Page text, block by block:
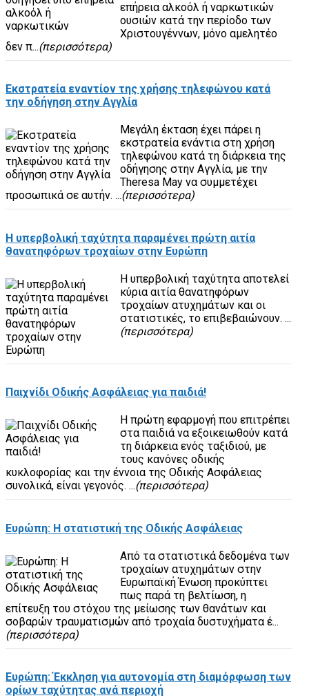
επήρεια αλκοόλ ή ναρκωτικών
ουσιών κατά την περίοδο των
Χριστουγέννων, μόνο αμελητέο
δεν π...(περισσότερα)
Εκστρατεία εναντίον της χρήσης τηλεφώνου κατά
την οδήγηση στην Αγγλία
Μεγάλη έκταση έχει πάρει η
εκστρατεία ενάντια στη χρήση
τηλεφώνου κατά τη διάρκεια της
οδήγησης στην Αγγλία, με την
Theresa May να συμμετέχει
προσωπικά σε αυτήν. ...(περισσότερα)
Η υπερβολική ταχύτητα παραμένει πρώτη αιτία
θανατηφόρων τροχαίων στην Ευρώπη
H υπερβολική ταχύτητα αποτελεί
κύρια αιτία θανατηφόρων
τροχαίων ατυχημάτων και οι
στατιστικές, το επιβεβαιώνουν. ...
(περισσότερα)
Παιχνίδι Οδικής Ασφάλειας για παιδιά!
Η πρώτη εφαρμογή που επιτρέπει
στα παιδιά να εξοικειωθούν κατά
τη διάρκεια ενός ταξιδιού, με
τους κανόνες οδικής
κυκλοφορίας και την έννοια της Οδικής Ασφάλειας
συνολικά, είναι γεγονός. ...(περισσότερα)
Ευρώπη: Η στατιστική της Οδικής Ασφάλειας
Από τα στατιστικά δεδομένα των
τροχαίων ατυχημάτων στην
Ευρωπαϊκή Ένωση προκύπτει
πως παρά τη βελτίωση, η
επίτευξη του στόχου της μείωσης των θανάτων και
σοβαρών τραυματισμών από τροχαία δυστυχήματα έ...
(περισσότερα)
Ευρώπη: Έκκληση για αυτονομία στη διαμόρφωση των
ορίων ταχύτητας ανά περιοχή